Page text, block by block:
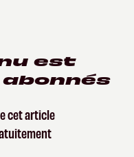
est
cet article